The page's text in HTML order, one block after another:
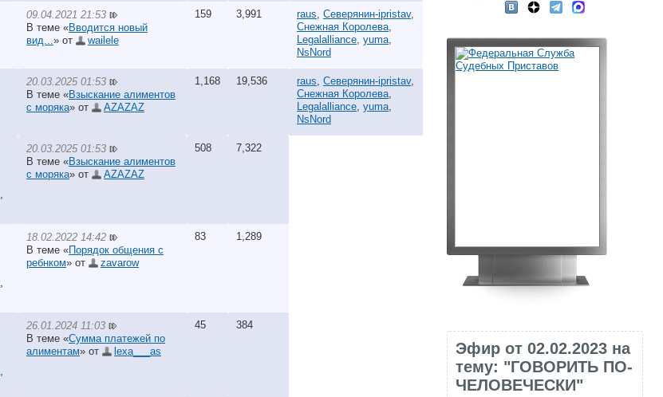
09.04.2021 21:53
В теме «Вводится новый
вид... » от wailele
159 3,991 raus, Северянин-ipristav,
Снежная Королева,
Legalalliance, yuma,
NsNord
20.03.2025 01:53
В теме «Взыскание алиментов
с моряка» от AZAZAZ
1,168 19,536 raus, Северянин-ipristav,
Снежная Королева,
Legalalliance, yuma,
NsNord
20.03.2025 01:53
В теме «Взыскание алиментов
с моряка» от AZAZAZ
508 7,322
18.02.2022 14:42
В теме «Порядок общения с
ребнком» от zavarow
83 1,289
26.01.2024 11:03
В теме «Сумма платежей по
алиментам» от lexa___as
45 384
Эфир от 02.02.2023 на
тему: "ГОВОРИТЬ ПО-
ЧЕЛОВЕЧЕСКИ"